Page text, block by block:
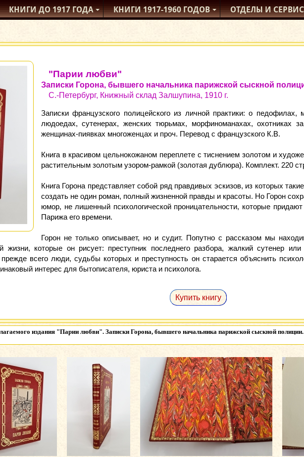
КНИГИ ДО 1917ГОДА КНИГИ1917-1960ГОДОВ ОТДЕЛЫИ СЕРВИС
"Парии любви"
Записки Горона, бывшего начальника парижской сыскной
С.-Петербург, Книжный склад Залшупина, 1910 г.
Записки французского полицейского из личной практики: о
людоедах, сутенерах, женских тюрьмах, морфиноманахах, охотниках
женщинах-пиявках многоженцах и проч. Перевод с французского К.В.
Книга в красивом цельнокожаном переплете с тиснением золотом и
растительным золотым узором-рамкой (золотая дублюра). Комплект. 220
Книга Горона представляет собой ряд правдивых эскизов, из которых
создать не один роман, полный жизненной правды и красоты. Но Горон
юмор, не лишенный психологической проницательности, которые
Парижа его времени.
Горон не только описывает, но и судит. Попутно с рассказом мы
жизни, которые он рисует: преступник последнего разбора, жалкий сутенер
всего люди, судьбы которых и преступность он старается объяснить
интерес для бытописателя, юриста и психолога.
Купить книгу
издания "Парии любви". Записки Горона, бывшего начальника парижской сыскной